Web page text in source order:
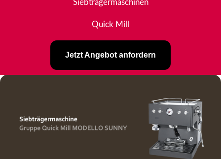
Siebträgermaschinen
Quick Mill
Jetzt Angebot anfordern